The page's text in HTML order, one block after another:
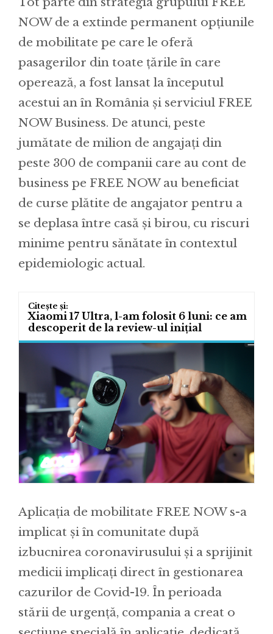
NOW de a extinde permanent opțiunile
de mobilitate pe care le oferă
pasagerilor din toate țările în care
operează, a fost lansat la începutul
acestui an în România și serviciul FREE
NOW Business. De atunci, peste
jumătate de milion de angajați din
peste 300 de companii care au cont de
business pe FREE NOW au beneficiat
de curse plătite de angajator pentru a
se deplasa între casă și birou, cu riscuri
minime pentru sănătate în contextul
epidemiologic actual.
Xiaomi 17 Ultra, l-am folosit 6 luni: ce am
descoperit de la review-ul inițial
Aplicația de mobilitate FREE NOW s-a
implicat și în comunitate după
izbucnirea coronavirusului și a sprijinit
medicii implicați direct în gestionarea
cazurilor de Covid-19. În perioada
stării de urgență, compania a creat o